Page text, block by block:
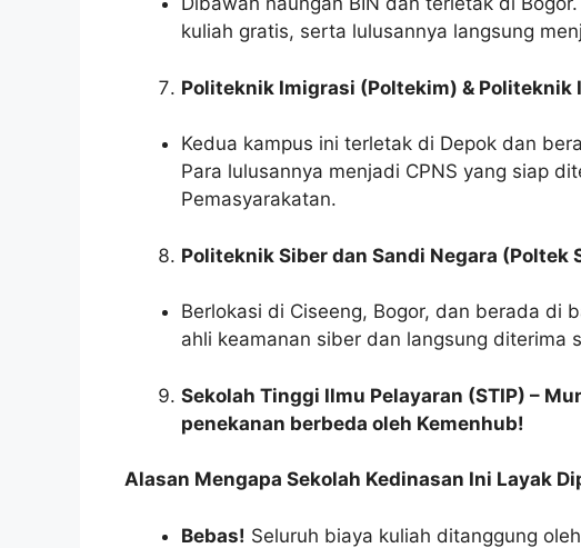
kuliah gratis, serta lulusannya langsung
Politeknik Imigrasi (Poltekim) & Politeknik
Kedua kampus ini terletak di Depok dan
Para lulusannya menjadi CPNS yang siap
Pemasyarakatan.
Politeknik Siber dan Sandi Negara (Poltek
Berlokasi di Ciseeng, Bogor, dan berada di
ahli keamanan siber dan langsung diterima
Sekolah Tinggi Ilmu Pelayaran (STIP) –
penekanan berbeda oleh Kemenhub!
Alasan Mengapa Sekolah Kedinasan Ini Layak
Bebas! Seluruh biaya kuliah ditanggung